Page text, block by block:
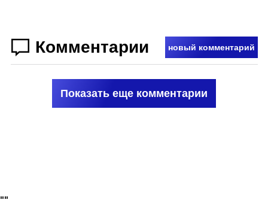
Комментарии новый комментарий
Показать еще комментарии
""